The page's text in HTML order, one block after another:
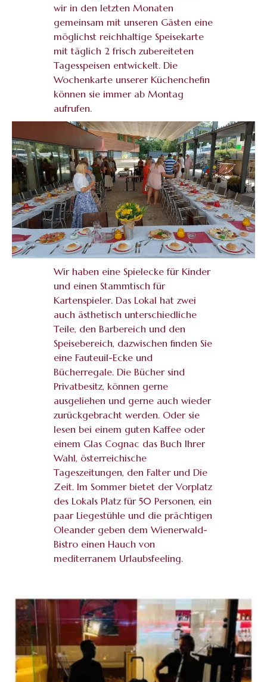
wir in den letzten Monaten
gemeinsam mit unseren Gästen eine
möglichst reichhaltige Speisekarte
mit täglich 2 frisch zubereiteten
Tagesspeisen entwickelt. Die
Wochenkarte unserer Küchenchefin
können sie immer ab Montag
aufrufen.
Wir haben eine Spielecke für Kinder
und einen Stammtisch für
Kartenspieler. Das Lokal hat zwei
auch ästhetisch unterschiedliche
Teile, den Barbereich und den
Speisebereich, dazwischen finden Sie
eine Fauteuil-Ecke und
Bücherregale. Die Bücher sind
Privatbesitz, können gerne
ausgeliehen und gerne auch wieder
zurückgebracht werden. Oder sie
lesen bei einem guten Kaffee oder
einem Glas Cognac das Buch Ihrer
Wahl, österreichische
Tageszeitungen, den Falter und Die
Zeit. Im Sommer bietet der Vorplatz
des Lokals Platz für 50 Personen, ein
paar Liegestühle und die prächtigen
Oleander geben dem Wienerwald-
Bistro einen Hauch von
mediterranem Urlaubsfeeling.